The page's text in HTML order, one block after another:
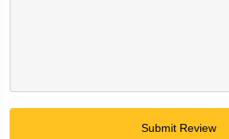
Submit Review